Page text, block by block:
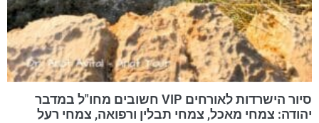
סיור הישרדות לאורחים VIP חשובים מחו"ל במדבר
יהודה: צמחי מאכל, צמחי תבלין ורפואה, צמחי רעל